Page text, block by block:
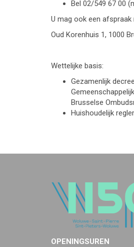
Bel 02/549 67 00
U mag ook een
Oud Korenhuis 1, 1000
Wettelijke basis:
Gezamenlijk
Brusselse
Huishoudelijk
OPENINGSUREN